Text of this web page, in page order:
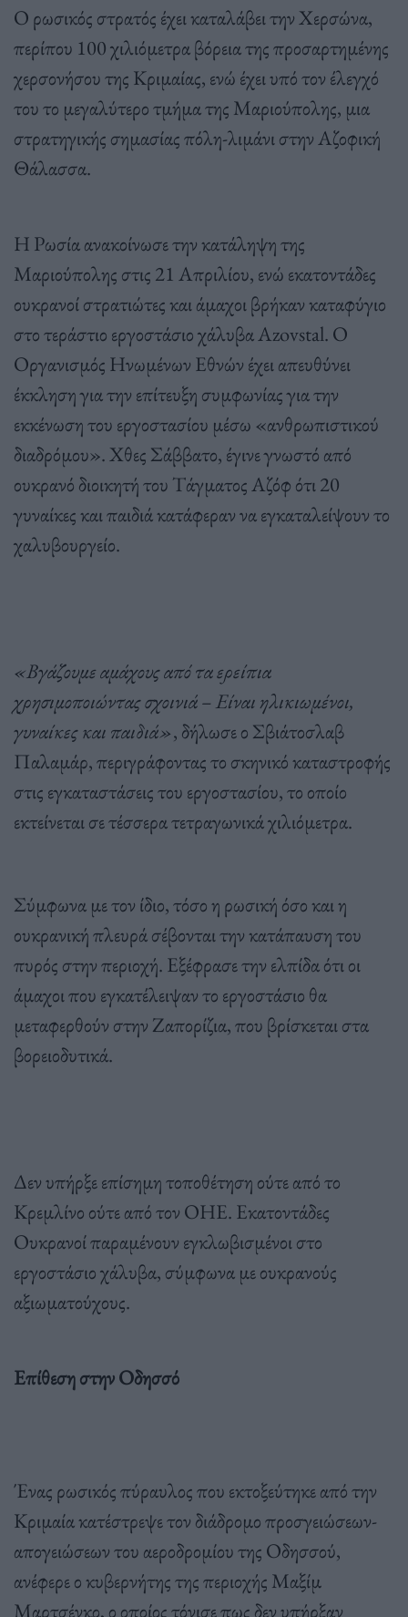
Ο ρωσικός στρατός έχει καταλάβει την Χερσώνα,
περίπου 100 χιλιόμετρα βόρεια της προσαρτημένης
χερσονήσου της Κριμαίας, ενώ έχει υπό τον έλεγχό
του το μεγαλύτερο τμήμα της Μαριούπολης, μια
στρατηγικής σημασίας πόλη-λιμάνι στην Αζοφική
Θάλασσα.
Η Ρωσία ανακοίνωσε την κατάληψη της
Μαριούπολης στις 21 Απριλίου, ενώ εκατοντάδες
ουκρανοί στρατιώτες και άμαχοι βρήκαν καταφύγιο
στο τεράστιο εργοστάσιο χάλυβα Azovstal. Ο
Οργανισμός Ηνωμένων Εθνών έχει απευθύνει
έκκληση για την επίτευξη συμφωνίας για την
εκκένωση του εργοστασίου μέσω «ανθρωπιστικού
διαδρόμου». Χθες Σάββατο, έγινε γνωστό από
ουκρανό διοικητή του Τάγματος Αζόφ ότι 20
γυναίκες και παιδιά κατάφεραν να εγκαταλείψουν το
χαλυβουργείο.
«Βγάζουμε αμάχους από τα ερείπια
χρησιμοποιώντας σχοινιά – Είναι ηλικιωμένοι,
γυναίκες και παιδιά», δήλωσε ο Σβιάτοσλαβ
Παλαμάρ, περιγράφοντας το σκηνικό καταστροφής
στις εγκαταστάσεις του εργοστασίου, το οποίο
εκτείνεται σε τέσσερα τετραγωνικά χιλιόμετρα.
Σύμφωνα με τον ίδιο, τόσο η ρωσική όσο και η
ουκρανική πλευρά σέβονται την κατάπαυση του
πυρός στην περιοχή. Εξέφρασε την ελπίδα ότι οι
άμαχοι που εγκατέλειψαν το εργοστάσιο θα
μεταφερθούν στην Ζαπορίζια, που βρίσκεται στα
βορειοδυτικά.
Δεν υπήρξε επίσημη τοποθέτηση ούτε από το
Κρεμλίνο ούτε από τον ΟΗΕ. Εκατοντάδες
Ουκρανοί παραμένουν εγκλωβισμένοι στο
εργοστάσιο χάλυβα, σύμφωνα με ουκρανούς
αξιωματούχους.
Επίθεση στην Οδησσό
Ένας ρωσικός πύραυλος που εκτοξεύτηκε από την
Κριμαία κατέστρεψε τον διάδρομο προσγειώσεων-
απογειώσεων του αεροδρομίου της Οδησσού,
ανέφερε ο κυβερνήτης της περιοχής Μαξίμ
Μαρτσένκο, ο οποίος τόνισε πως δεν υπήρξαν